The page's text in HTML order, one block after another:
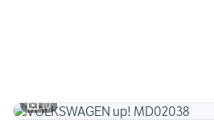
10